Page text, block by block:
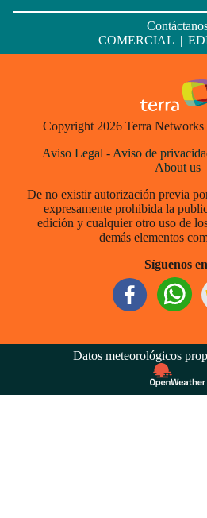
COMERCIAL |
Copyright 2026 Terra
Aviso Legal - Aviso de
About us
De no existir autorización previa
expresamente prohibida la
edición y cualquier otro uso de
demás elementos
Síguenos
Datos meteorológicos